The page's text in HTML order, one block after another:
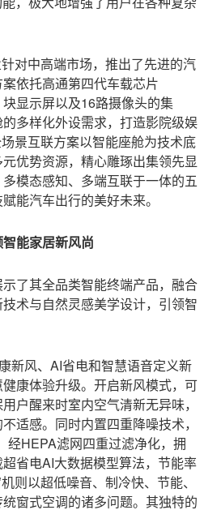
对中高端市场，推出了先进的汽
依托高通第四代车载芯片
显示屏以及16路摄像头的集
多样化外设需求，打造影院级娱
景互联方案以智能座舱为技术底
优势资源，精心雕琢出集领先显
模态感知、多端互联于一体的五
能汽车出行的美好未来。
能家居新风尚
了其全品类智能终端产品，融合
术与自然灵感美学设计，引领智
新风、AI省电和智慧语音定义新
康体验升级。开启新风模式，可
户醒来时室内空气清新无异味，
适感。同时内置四重降噪技术，
经HEPA滤网四重过滤净化，拥
省电AI大数据模型算法，节能率
则以超低噪音、制冷快、节能、
窗式空调的诸多问题。其独特的